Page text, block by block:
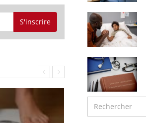
S'inscrire